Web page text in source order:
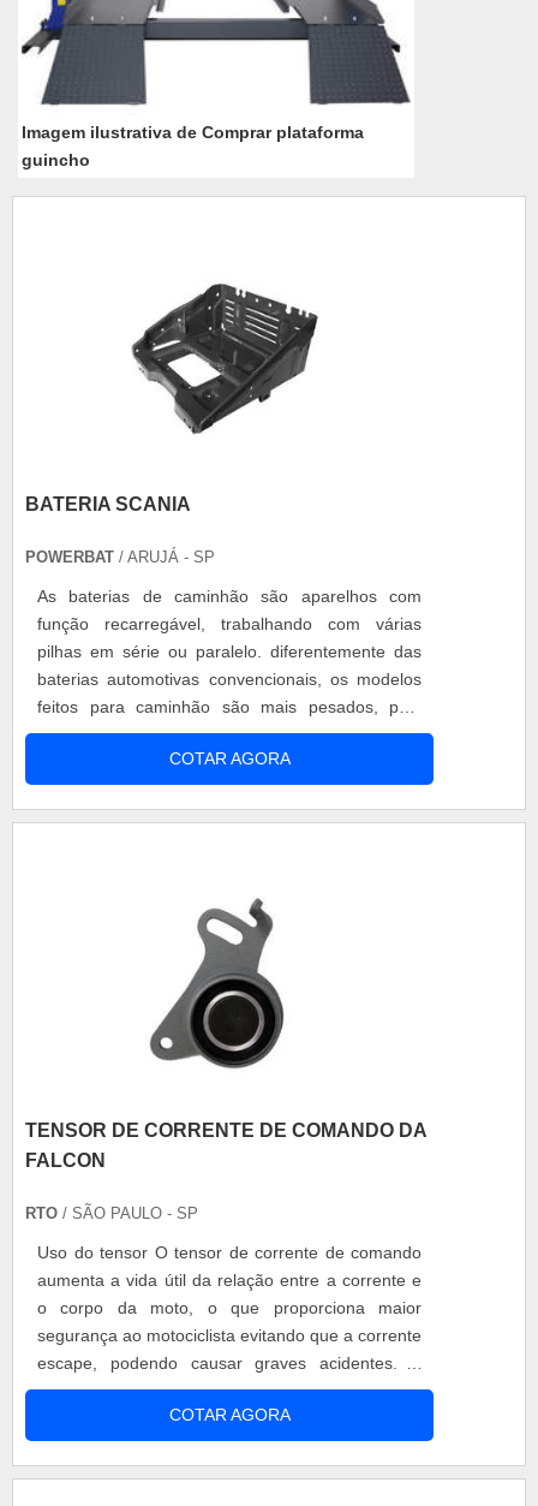
Imagem ilustrativa de Comprar plataforma
guincho
BATERIA SCANIA
POWERBAT / ARUJÁ - SP
As baterias de caminhão são aparelhos com
função recarregável, trabalhando com várias
pilhas em série ou paralelo. diferentemente das
baterias automotivas convencionais, os modelos
feitos para caminhão são mais pesados, pela
carga que o veículo suporta para o transporte. O
seu tamanho e sua carga necessita de mais
equipamentos para o funcionamento, e, mesmo
COTAR AGORA
TENSOR DE CORRENTE DE COMANDO DA
FALCON
RTO / SÃO PAULO - SP
Uso do tensor O tensor de corrente de comando
aumenta a vida útil da relação entre a corrente e
o corpo da moto, o que proporciona maior
segurança ao motociclista evitando que a corrente
escape, podendo causar graves acidentes. A
medida em que a corrente sofre dilatação, o
tensor vai atuar mantendo-a sempre justa.
Vantagens da aquisição O tensor de corrente de
COTAR AGORA